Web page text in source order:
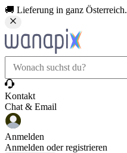
🚚 Lieferung in ganz Österreich.
Kontakt
Chat & Email
Anmelden
Anmelden oder registrieren